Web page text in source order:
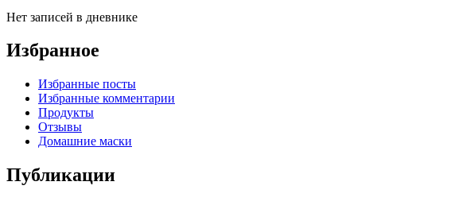
Нет записей в дневнике
Избранное
Избранные посты
Избранные комментарии
Продукты
Отзывы
Домашние маски
Публикации